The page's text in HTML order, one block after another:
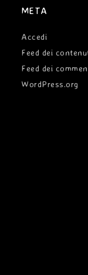
META
Accedi
Feed dei
Feed dei
WordPress.org